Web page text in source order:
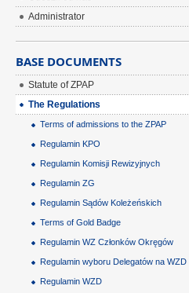
Administrator
BASE DOCUMENTS
Statute of ZPAP
The Regulations
Terms of admissions to the ZPAP
Regulamin KPO
Regulamin Komisji Rewizyjnych
Regulamin ZG
Regulamin Sądów Koleżeńskich
Terms of Gold Badge
Regulamin WZ Członków Okręgów
Regulamin wyboru Delegatów na WZD
Regulamin WZD